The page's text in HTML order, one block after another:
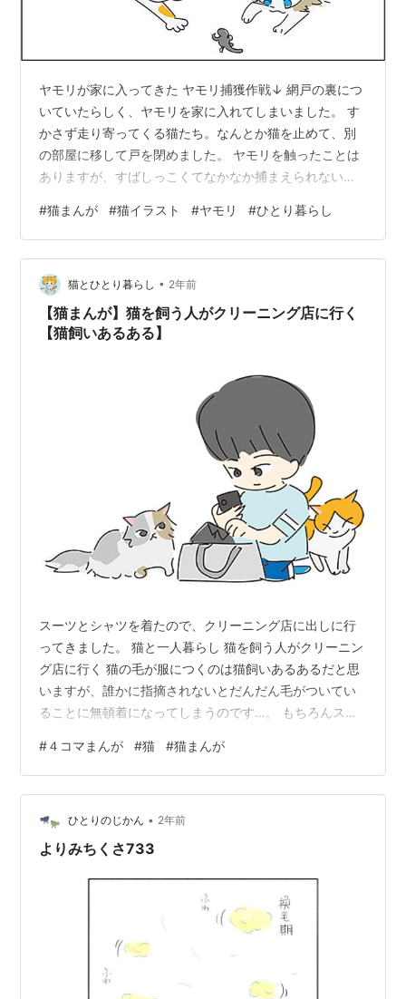
ヤモリが家に入ってきた ヤモリ捕獲作戦↓ 網戸の裏につ
いていたらしく、ヤモリを家に入れてしまいました。 す
かさず走り寄ってくる猫たち。なんとか猫を止めて、別
の部屋に移して戸を閉めました。 ヤモリを触ったことは
ありますが、すばしっこくてなかなか捕まえられないの
タッパー作戦は案外うまくいき、ヤモリを捕まえられま
した。あとはそろそろとA4コピー用紙を下に差し込み、
ヤモリ入りタッパに蓋をします。 あとは猫を気にしつ
つ、玄関から外へヤモリを出しました。小さかったの
で、まだ赤ちゃんヤモリだと思います。もっと大きかっ
たらさすがに触れない。 次の日から、玄関…
#猫まんが #猫イラスト #ヤモリ #ひとり暮らし
猫とひとり暮らし • 2年前
【猫まんが】猫を飼う人がクリーニング店に行く
【猫飼いあるある】
スーツとシャツを着たので、クリーニング店に出しに行
ってきました。 猫と一人暮らし 猫を飼う人がクリーニン
グ店に行く 猫の毛が服につくのは猫飼いあるあるだと思
いますが、誰かに指摘されないとだんだん毛がついてい
ることに無頓着になってしまうのです…。 もちろんスー
カバンの中や車の中にある猫毛がスーツやシャツに付い
ていました。マスターはあまりの猫毛に、しばらく固ま
っておられました。 私がいたたまれなくなり「すみませ
ん、外で払ってきます」と言ったらマスターは「いや、
こちら専門ですからこのままお預かりします」と、正気
#４コマまんが #猫 #猫まんが
ひとりのじかん • 2年前
よりみちくさ733